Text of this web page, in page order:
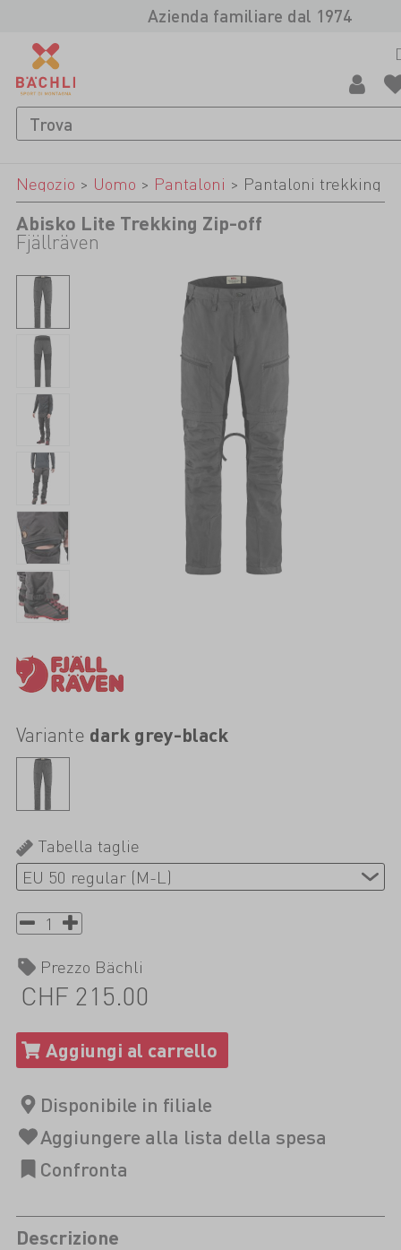
Azienda familiare dal 1974
Negozio > Uomo > Pantaloni > Pantaloni trekking
Abisko Lite Trekking Zip-off
Fjällräven
Variante dark grey-black
Tabella taglie
Prezzo Bächli
CHF 215.00
Descrizione